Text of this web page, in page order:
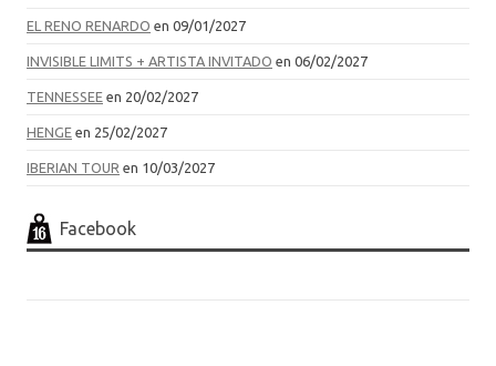
EL RENO RENARDO en 09/01/2027
INVISIBLE LIMITS + ARTISTA INVITADO en 06/02/2027
TENNESSEE en 20/02/2027
HENGE en 25/02/2027
IBERIAN TOUR en 10/03/2027
Facebook